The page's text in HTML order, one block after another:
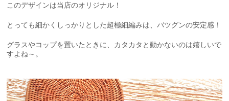
このデザインは当店のオリジナル！
とっても細かくしっかりとした超極細編みは、バツグンの安定感！
グラスやコップを置いたときに、カタカタと動かないのは嬉しいで
すよね～。